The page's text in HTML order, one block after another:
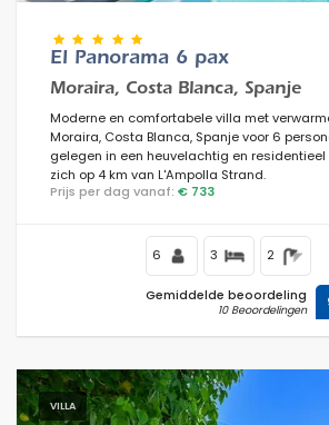
El Panorama 6 pax
Moraira, Costa Blanca, Spanje
Moderne en comfortabele villa met
Moraira, Costa Blanca, Spanje voor 6
gelegen in een heuvelachtig en
zich op 4 km van L'Ampolla Strand.
Prijs per dag vanaf: € 733
6 3 2
Gemiddelde beoordeling
10 Beoordelingen
VILLA